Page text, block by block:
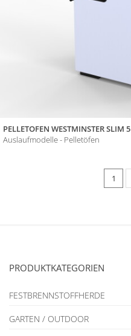
PELLETOFEN WESTMINSTER SLIM 5
Auslaufmodelle - Pelletöfen
1
PRODUKTKATEGORIEN
FESTBRENNSTOFFHERDE
GARTEN / OUTDOOR